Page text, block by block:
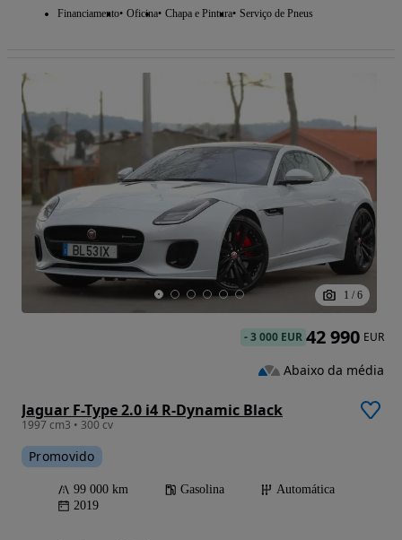
Financiamento Oficina Chapa e Pintura Serviço de Pneus
1 / 6
Jaguar F-Type 2.0 i4 R-Dynamic Black
1997 cm3 • 300 cv
Promovido
99 000 km Gasolina
Automática
2019
-3 000 EUR 42 990 EUR
Abaixo da média